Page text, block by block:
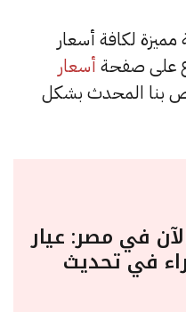
تغطية مميزة لكافة أسعار
على صفحة أسعار
بنا المحدث بشكل
في مصر: عيار
للشراء في تحديث